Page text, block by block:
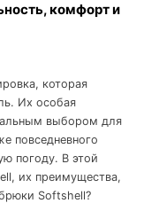
комфорт и
которая
Их особая
выбором для
повседневного
погоду. В этой
их преимущества,
Softshell?